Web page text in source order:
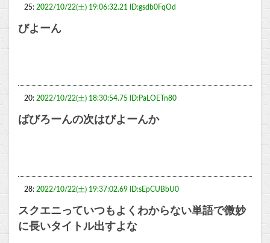
25: 2022/10/22(土) 19:06:32.21 ID:gsdb0FqOd
びよーん
20: 2022/10/22(土) 18:30:54.75 ID:PaLOETn80
ばびろーんの次はびよーんか
28: 2022/10/22(土) 19:37:02.69 ID:sEpCUBbU0
スクエニっていつもよくわからない単語で微妙
に長いタイトル出すよな